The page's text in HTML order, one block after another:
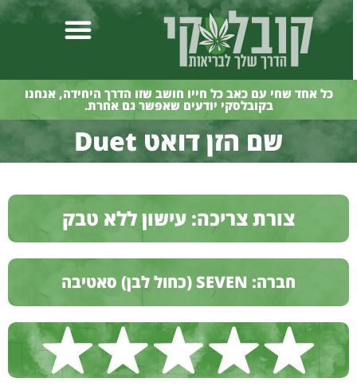
כל אחד שחי עם כאב כל חייו חושב שזו הדרך היחידה, אנחנו
בקובלסקי יודעים שאפשר גם אחרת.
שם הזן דואט Duet
צורת צריכה: עישון ללא טבק
חברה: SEVEN (כחול לבן) סאטיבה